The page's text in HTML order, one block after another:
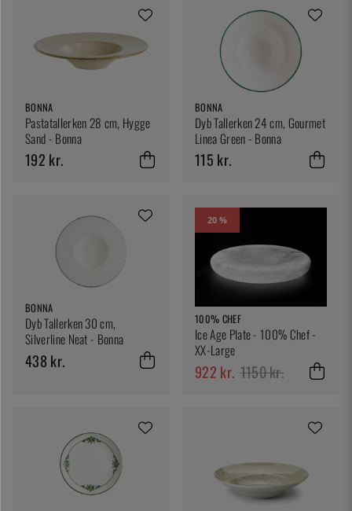
BONNA
Pastatallerken 28 cm, Hygge
Sand - Bonna
192 kr.
BONNA
Dyb Tallerken 24 cm, Gourmet
Linea Green - Bonna
115 kr.
BONNA
Dyb Tallerken 30 cm,
Silverline Neat - Bonna
438 kr.
20 %
100% CHEF
Ice Age Plate - 100% Chef -
XX-Large
922 kr. 1150 kr.